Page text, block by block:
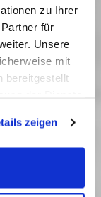
zu Ihrer
für
Unsere
mit
bereitgestellt
nutzen.
zeigen